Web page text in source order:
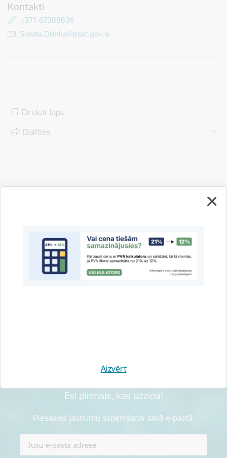
Aizvērt
Kontakti
+371 67388636
E-pasts:
Solvita.Drinka@ptac.gov.lv
Drukāt lapu
Dalīties
Esi pirmais, kas uzzina!
Piesakies jaunumu saņemšanai savā e-pastā.